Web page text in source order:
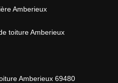
Amberieux
toiture Amberieux
Amberieux 69480